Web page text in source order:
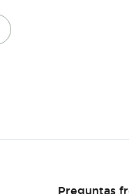
Preguntas